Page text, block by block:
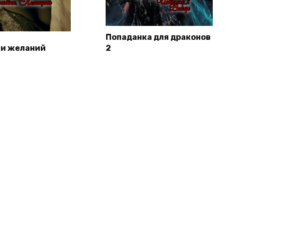
желаний
Попаданка для драконов
2